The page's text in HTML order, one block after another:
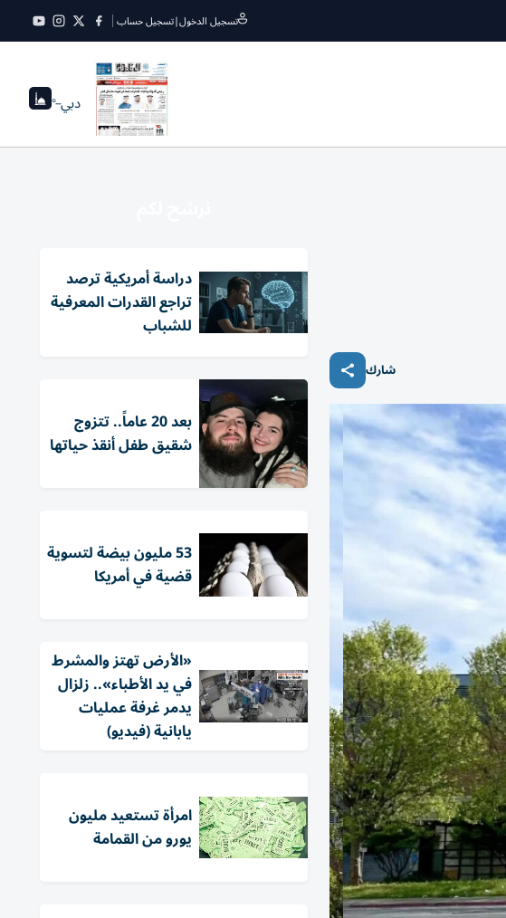
تسجيل الدخول|تسجيل حساب
دبي--°
شارك
دراسة أمريكية ترصد
تراجع القدرات المعرفية
للشباب
بعد 20 عاماً.. تتزوج
شقيق طفل أنقذ حياتها
53 مليون بيضة لتسوية
قضية في أمريكا
«الأرض تهتز والمشرط
في يد الأطباء».. زلزال
يدمر غرفة عمليات
يابانية (فيديو)
امرأة تستعيد مليون
يورو من القمامة